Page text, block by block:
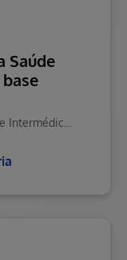
Saúde